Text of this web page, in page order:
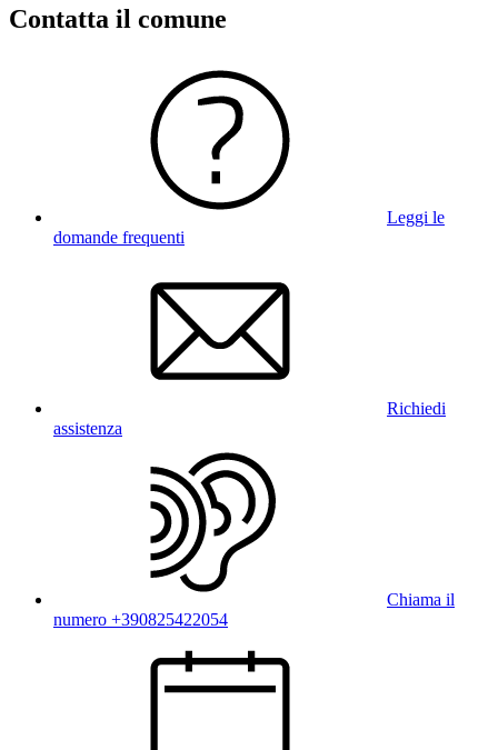
Contatta il comune
Leggi le
domande frequenti
Richiedi
assistenza
Chiama il
numero +390825422054